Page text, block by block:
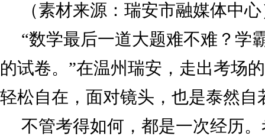
（素材来源：瑞安市融媒体中
“数学最后一道大题难不难？学
的试卷。”在温州瑞安，走出考场
轻松自在，面对镜头，也是泰然自
不管考得如何，都是一次经历